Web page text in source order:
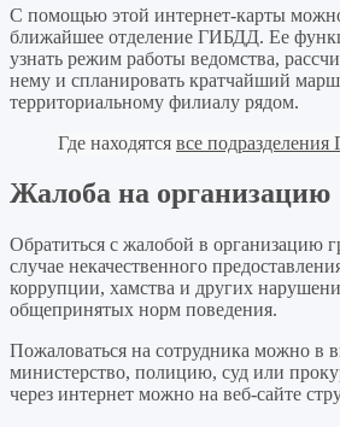
С помощью этой интернет-карты
ближайшее отделение ГИБДД. Ее
узнать режим работы ведомства,
нему и спланировать кратчайший
территориальному филиалу рядом.
Где находятся все
Жалоба на организацию
Обратиться с жалобой в организацию
случае некачественного
коррупции, хамства и других
общепринятых норм поведения.
Пожаловаться на сотрудника можно в
министерство, полицию, суд или
через интернет можно на веб-сайте